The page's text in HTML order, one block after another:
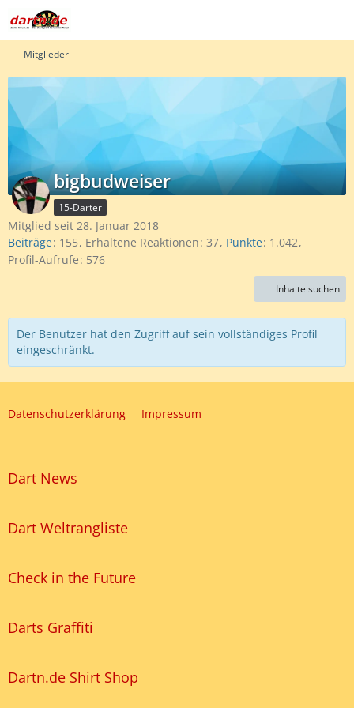
Mitglieder
bigbudweiser
15-Darter
Mitglied seit 28. Januar 2018
Beiträge 155 Erhaltene Reaktionen 37 Punkte 1.042
Profil-Aufrufe 576
Inhalte suchen
Der Benutzer hat den Zugriff auf sein vollständiges Profil
eingeschränkt.
Datenschutzerklärung Impressum
Dart News
Dart Weltrangliste
Check in the Future
Darts Graffiti
Dartn.de Shirt Shop